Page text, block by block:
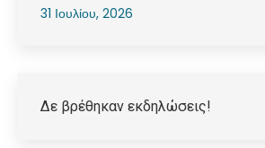
31 Ιουλίου, 2026
Δε βρέθηκαν εκδηλώσεις!